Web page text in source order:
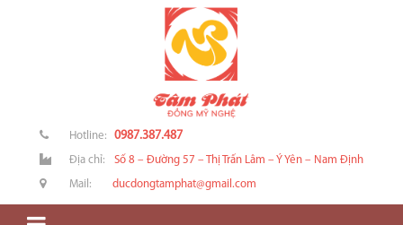
Hotline: 0987.387.487
Địa chỉ: Số 8 – Đường 57 – Thị Trấn Lâm – Ý Yên – Nam Định
Mail: ducdongtamphat@gmail.com